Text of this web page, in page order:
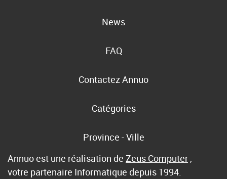
News
FAQ
Contactez Annuo
Catégories
Province - Ville
Annuo est une réalisation de Zeus Computer ,
votre partenaire Informatique depuis 1994.